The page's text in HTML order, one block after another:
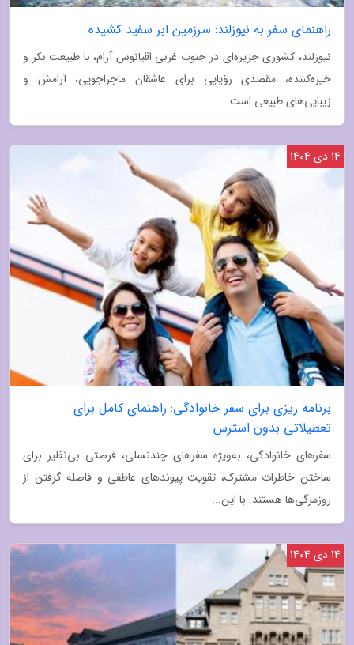
راهنمای سفر به نیوزلند: سرزمین ابر سفید کشیده
نیوزلند، کشوری جزیره‌ای در جنوب غربی اقیانوس آرام، با طبیعت بکر و
خیره‌کننده، مقصدی رؤیایی برای عاشقان ماجراجویی، آرامش و
زیبایی‌های طبیعی است....
برنامه ریزی برای سفر خانوادگی: راهنمای کامل برای
تعطیلاتی بدون استرس
سفرهای خانوادگی، به‌ویژه سفرهای چندنسلی، فرصتی بی‌نظیر برای
ساختن خاطرات مشترک، تقویت پیوندهای عاطفی و فاصله گرفتن از
روزمرگی‌ها هستند. با این...
14 دی 1404
14 دی 1404